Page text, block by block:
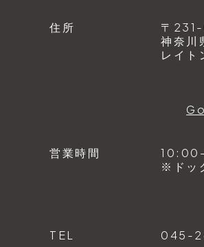
住所
〒
神奈川
レイ
営業時間
※ドッ
TEL 045-